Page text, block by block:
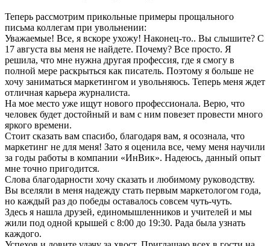
Теперь рассмотрим прикольные примеры прощального
письма коллегам при увольнении:
Уважаемые! Все, я вскоре ухожу! Наконец-то.. Вы слышите? С
17 августа вы меня не найдете. Почему? Все просто. Я
решила, что мне нужна другая профессия, где я смогу в
полной мере раскрыться как писатель. Поэтому я больше не
хочу заниматься маркетингом и увольняюсь. Теперь меня ждет
отличная карьера журналиста.
На мое место уже ищут нового профессионала. Верю, что
человек будет достойный и вам с ним повезет провести много
яркого времени.
Стоит сказать вам спасибо, благодаря вам, я осознала, что
маркетинг не для меня! Зато я оценила все, чему меня научили
за годы работы в компании «ИнВик». Надеюсь, данный опыт
мне точно пригодится.
Слова благодарности хочу сказать и любимому руководству.
Вы вселяли в меня надежду стать первым маркетологом года,
но каждый раз до победы оставалось совсем чуть-чуть.
Здесь я нашла друзей, единомышленников и учителей и мы
жили под одной крышей с 8:00 до 19:30. Рада была узнать
каждого.